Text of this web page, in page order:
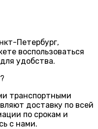
Петербург,
воспользоваться
удобства.
транспортными
доставку по всей
по срокам и
с нами.